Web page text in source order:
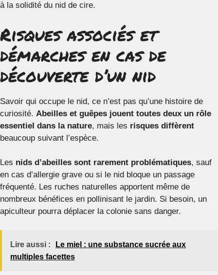
à la solidité du nid de cire.
Risques associés et
démarches en cas de
découverte d’un nid
Savoir qui occupe le nid, ce n’est pas qu’une histoire de
curiosité. Abeilles et guêpes jouent toutes deux un rôle
essentiel dans la nature, mais les risques diffèrent
beaucoup suivant l’espèce.
Les nids d’abeilles sont rarement problématiques, sauf
en cas d’allergie grave ou si le nid bloque un passage
fréquenté. Les ruches naturelles apportent même de
nombreux bénéfices en pollinisant le jardin. Si besoin, un
apiculteur pourra déplacer la colonie sans danger.
Lire aussi :
Le miel : une substance sucrée aux
multiples facettes